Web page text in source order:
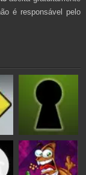
é responsável pelo